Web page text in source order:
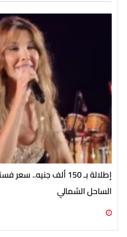
إطلالة بـ 150 ألف
الساحل الشمالي